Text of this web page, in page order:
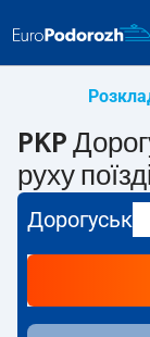
PKP
руху
Дорогуськ